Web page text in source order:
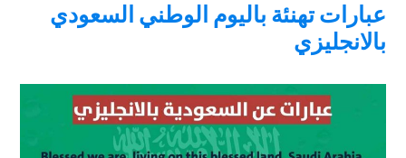
عبارات تهنئة باليوم الوطني السعودي
بالانجليزي